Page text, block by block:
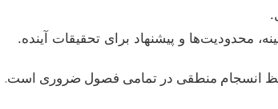
محدودیت‌ها و پیشنهاد برای تحقیقات آینده.